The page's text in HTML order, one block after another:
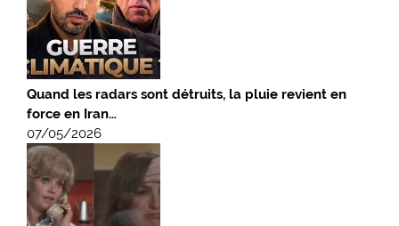
Quand les radars sont détruits, la pluie revient en
force en Iran…
07/05/2026